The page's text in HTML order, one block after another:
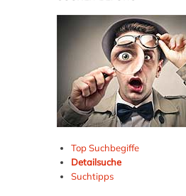
Top Suchbegiffe
Detailsuche
Suchtipps